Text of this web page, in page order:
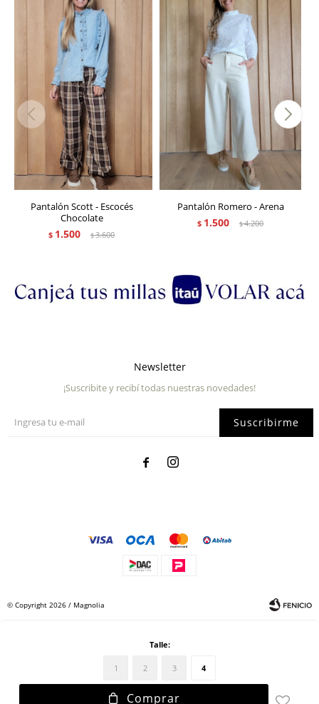
Talle:
1 2 3 4
Comprar
Pantalón Scott - Escocés
Chocolate
$ 1.500 $3.600
Pantalón Romero - Arena
$ 1.500 $4.200
Newsletter
¡Suscribite y recibí todas nuestras novedades!
Suscribirme
 
© Copyright 2026 / Magnolia
Fenicio